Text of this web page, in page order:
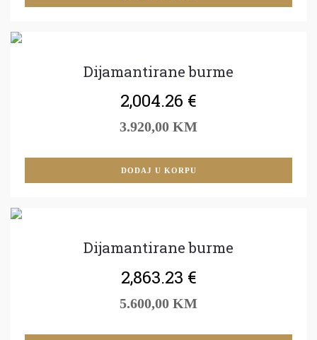
Dijamantirane burme
2,004.26 €
3.920,00 KM
DODAJ U KORPU
Dijamantirane burme
2,863.23 €
5.600,00 KM